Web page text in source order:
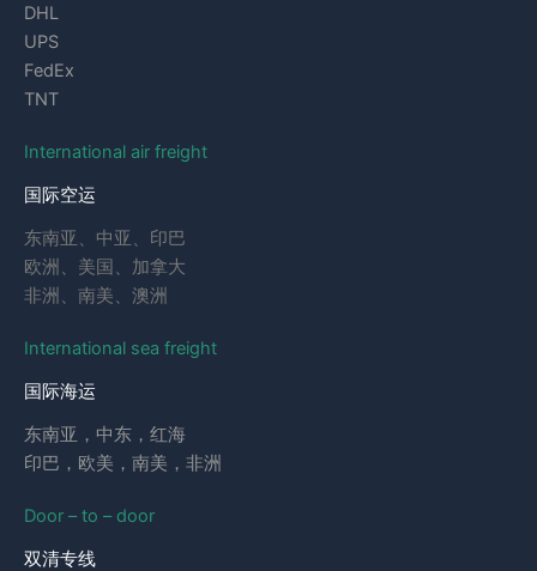
DHL
UPS
FedEx
TNT
International air freight
国际空运
东南亚、中亚、印巴
欧洲、美国、加拿大
非洲、南美、澳洲
International sea freight
国际海运
东南亚，中东，红海
印巴，欧美，南美，非洲
Door – to – door
双清专线